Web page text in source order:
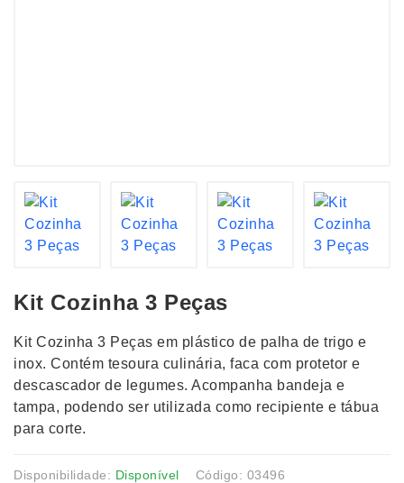
Kit Cozinha 3 Peças
Kit Cozinha 3 Peças em plástico de palha de trigo e
inox. Contém tesoura culinária, faca com protetor e
descascador de legumes. Acompanha bandeja e
tampa, podendo ser utilizada como recipiente e tábua
para corte.
Disponibilidade: Disponível Código: 03496